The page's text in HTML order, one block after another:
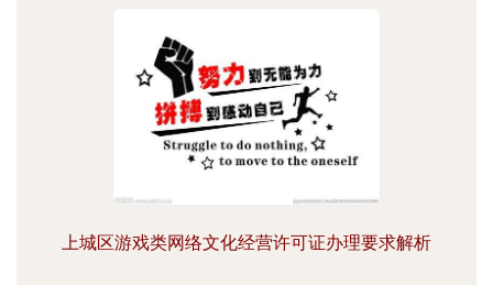
上城区游戏类网络文化经营许可证办理要求解析